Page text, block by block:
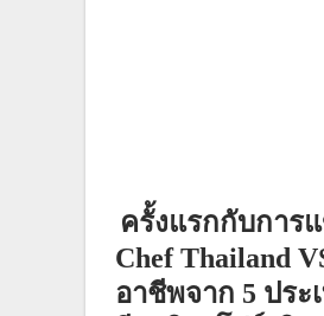
ครั้งแรกกับการ
Chef Thailand
อาชีพจาก 5 ประ